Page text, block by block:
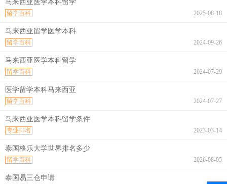
马来西亚医学本科留学
2025-08-18
留学百科
马来西亚留学医学本科
2024-09-26
留学百科
马来西亚医学本科留学
2024-07-29
留学百科
医学留学本科马来西亚
2024-07-27
留学百科
马来西亚医学本科留学条件
2023-03-14
专业排名
泰国格乐大学世界排名多少
2026-08-05
留学百科
泰国易三仓申请